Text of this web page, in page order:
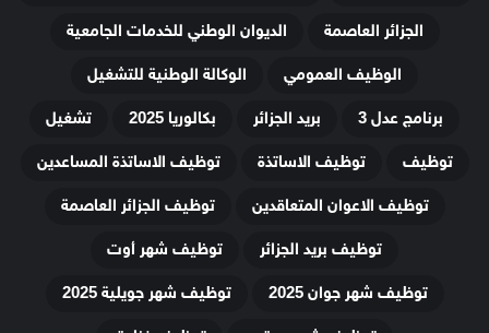
الجزائر العاصمة
الديوان الوطني للخدمات الجامعية
الوظيف العمومي
الوكالة الوطنية للتشغيل
برنامج عدل 3
بريد الجزائر بكالوريا 2025
تشغيل
توظيف
توظيف الاساتذة
توظيف الاساتذة المساعدين
توظيف الاعوان المتعاقدين
توظيف الجزائر العاصمة
توظيف بريد الجزائر
توظيف شهر أوت
توظيف شهر جوان 2025
توظيف شهر جويلية 2025